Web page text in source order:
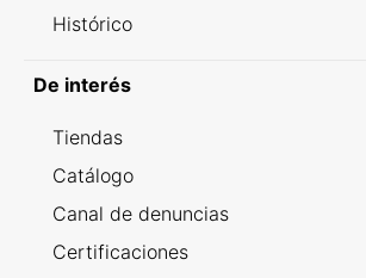
Histórico
De interés
Tiendas
Catálogo
Canal de denuncias
Certificaciones